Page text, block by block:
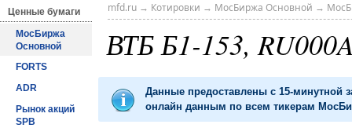
Ценные бумаги
МосБиржа
Основной
FORTS
ADR
Рынок акций
SPB
mfd.ru→ Котировки → МосБиржа Основной →
ВТБ Б1-153,
Данные предоставлены с 15-минутной
онлайн данным по всем тикерам